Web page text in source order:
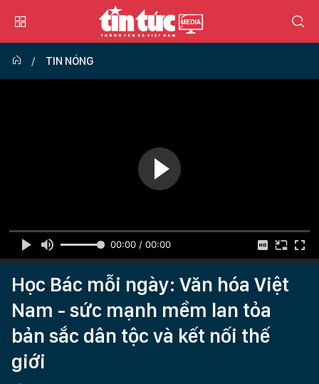
TIN NÓNG
00:00 / 00:00
Học Bác mỗi ngày: Văn hóa Việt
Nam - sức mạnh mềm lan tỏa
bản sắc dân tộc và kết nối thế
giới